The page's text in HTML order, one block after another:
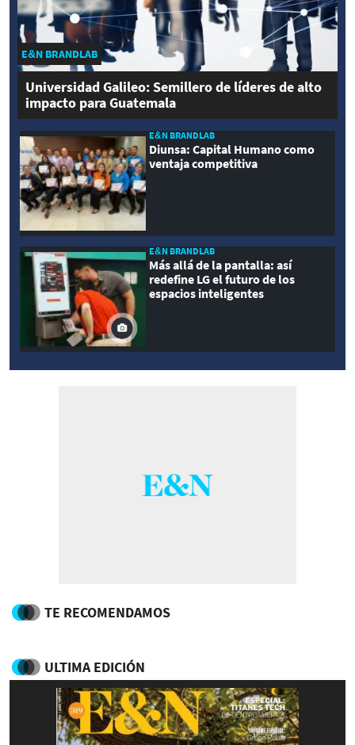
E&N BRANDLAB
Universidad Galileo: Semillero de líderes de alto
impacto para Guatemala
E&N BRANDLAB
Diunsa: Capital Humano como
ventaja competitiva
E&N BRANDLAB
Más allá de la pantalla: así
redefine LG el futuro de los
espacios inteligentes
TE RECOMENDAMOS
ULTIMA EDICIÓN